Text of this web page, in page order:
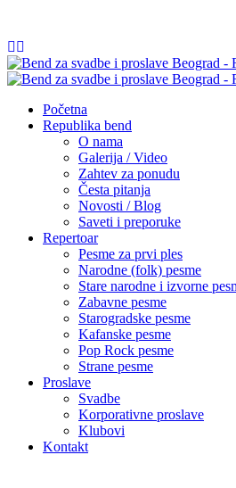
Početna
Republika bend
O nama
Galerija / Video
Zahtev za ponudu
Česta pitanja
Novosti / Blog
Saveti i preporuke
Repertoar
Pesme za prvi ples
Narodne (folk) pesme
Stare narodne i izvorne
Zabavne pesme
Starogradske pesme
Kafanske pesme
Pop Rock pesme
Strane pesme
Proslave
Svadbe
Korporativne proslave
Klubovi
Kontakt